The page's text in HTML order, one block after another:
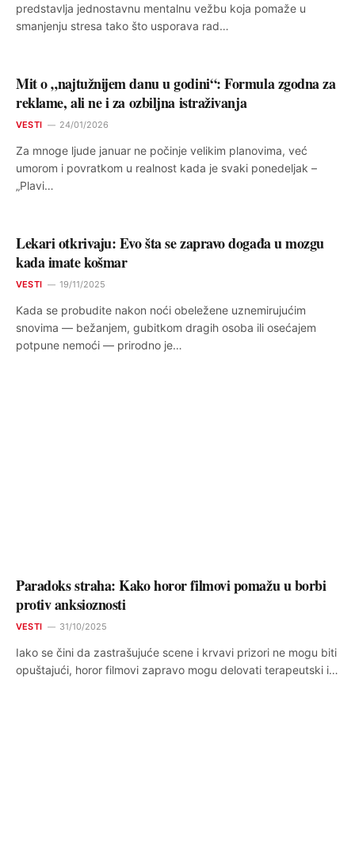
predstavlja jednostavnu mentalnu vežbu koja pomaže u
smanjenju stresa tako što usporava rad…
Mit o „najtužnijem danu u godini“: Formula zgodna za
reklame, ali ne i za ozbiljna istraživanja
VESTI 24/01/2026
Za mnoge ljude januar ne počinje velikim planovima, već
umorom i povratkom u realnost kada je svaki ponedeljak –
„Plavi…
Lekari otkrivaju: Evo šta se zapravo događa u mozgu
kada imate košmar
VESTI 19/11/2025
Kada se probudite nakon noći obeležene uznemirujućim
snovima — bežanjem, gubitkom dragih osoba ili osećajem
potpune nemoći — prirodno je…
Paradoks straha: Kako horor filmovi pomažu u borbi
protiv anksioznosti
VESTI 31/10/2025
Iako se čini da zastrašujuće scene i krvavi prizori ne mogu biti
opuštajući, horor filmovi zapravo mogu delovati terapeutski i…